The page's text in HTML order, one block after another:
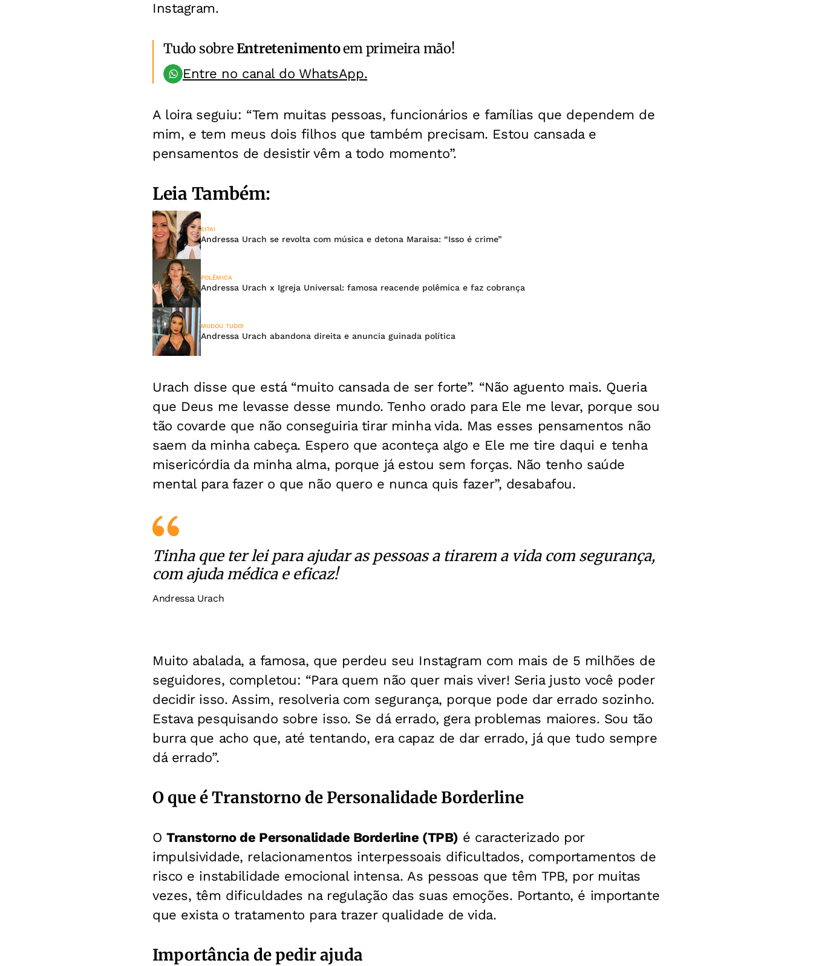
Instagram.
Tudo sobreEntretenimentoem primeira mão!
Entre no canal do WhatsApp.
A loira seguiu: “Tem muitas pessoas, funcionários e famílias que dependem de
mim, e tem meus dois filhos que também precisam. Estou cansada e
pensamentos de desistir vêm a todo momento”.
Leia Também:
EITA!
Andressa Urach se revolta com música e detona Maraisa: “Isso é crime”
POLÊMICA
Andressa Urach x Igreja Universal: famosa reacende polêmica e faz cobrança
MUDOU TUDO!
Andressa Urach abandona direita e anuncia guinada política
Urach disse que está “muito cansada de ser forte”. “Não aguento mais. Queria
que Deus me levasse desse mundo. Tenho orado para Ele me levar, porque sou
tão covarde que não conseguiria tirar minha vida. Mas esses pensamentos não
saem da minha cabeça. Espero que aconteça algo e Ele me tire daqui e tenha
misericórdia da minha alma, porque já estou sem forças. Não tenho saúde
mental para fazer o que não quero e nunca quis fazer”, desabafou.
Tinha que ter lei para ajudar as pessoas a tirarem a vida com segurança,
com ajuda médica e eficaz!
Andressa Urach
Muito abalada, a famosa, que perdeu seu Instagram com mais de 5 milhões de
seguidores, completou: “Para quem não quer mais viver! Seria justo você poder
decidir isso. Assim, resolveria com segurança, porque pode dar errado sozinho.
Estava pesquisando sobre isso. Se dá errado, gera problemas maiores. Sou tão
burra que acho que, até tentando, era capaz de dar errado, já que tudo sempre
dá errado”.
O que é Transtorno de Personalidade Borderline
OTranstorno de Personalidade Borderline (TPB) é caracterizado por
impulsividade, relacionamentos interpessoais dificultados, comportamentos de
risco e instabilidade emocional intensa. As pessoas que têm TPB, por muitas
vezes, têm dificuldades na regulação das suas emoções. Portanto, é importante
que exista o tratamento para trazer qualidade de vida.
Importância de pedir ajuda